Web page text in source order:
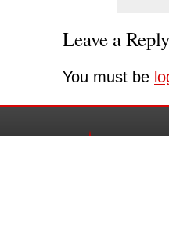
Leave a Reply
You must be